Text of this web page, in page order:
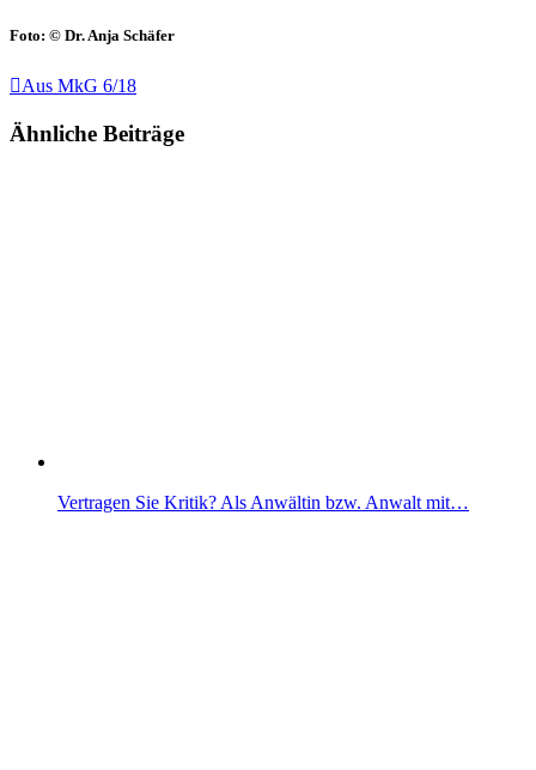
Foto: © Dr. Anja Schäfer
Aus MkG 6/18
Ähnliche Beiträge
Vertragen Sie Kritik? Als Anwältin bzw. Anwalt mit…